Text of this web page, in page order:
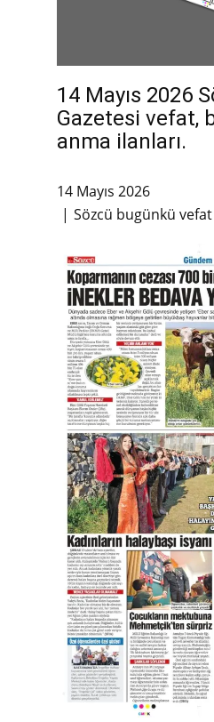
14 Mayıs 2026
Gazetesi vefat,
anma ilanları.
14 Mayıs 2026
Sözcü bugünkü